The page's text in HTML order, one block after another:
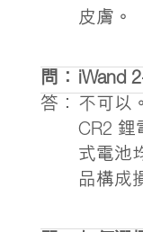
皮膚。
問： iWand
答： 不可以
CR2 鋰
式電池
品構成